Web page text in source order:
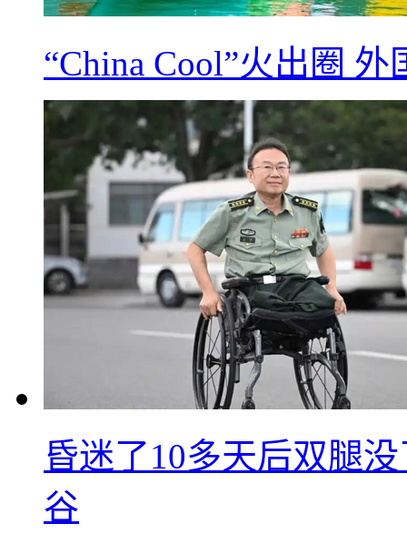
“China Cool”火出圈
昏迷了10多天后双腿
谷